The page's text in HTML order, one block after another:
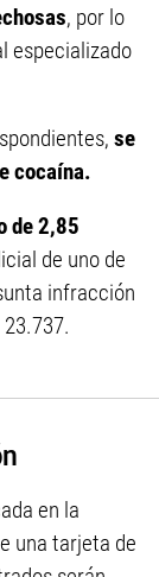
, por lo
especializado
se
cocaína.
de 2,85
de uno de
infracción
en la
una tarjeta de